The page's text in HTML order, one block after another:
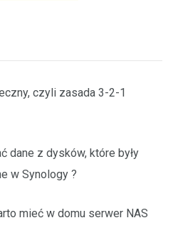
czyli zasada 3-2-1
dane z dysków, które były
w Synology ?
mieć w domu serwer NAS